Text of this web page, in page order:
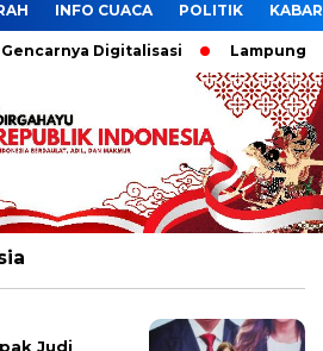
INFO CUACA POLITIK
Digitalisasi Lampung
Judi